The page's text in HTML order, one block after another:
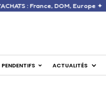
60 € D’ACHATS : France, DOM,
PENDENTIFS ACTUALITÉS